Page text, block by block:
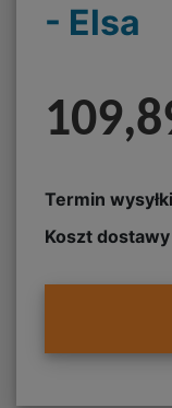
- Elsa
Termin
Koszt